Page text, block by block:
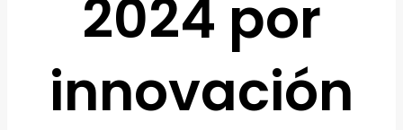
2024 por
innovación